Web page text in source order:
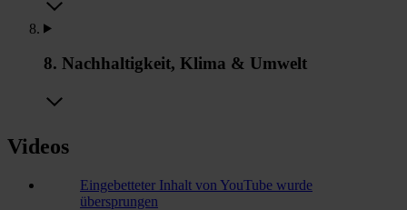
8. Nachhaltigkeit, Klima & Umwelt
Videos
Eingebetteter Inhalt von YouTube wurde
übersprungen